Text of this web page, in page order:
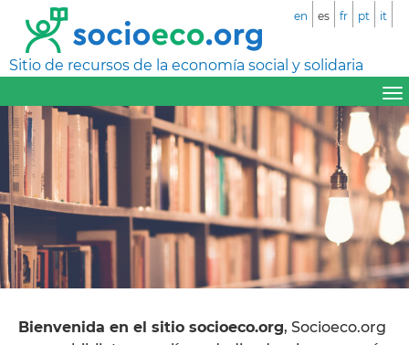
Sitio de recursos de la economía social y solidaria
en es fr pt it
Bienvenida en el sitio socioeco.org, Socioeco.org